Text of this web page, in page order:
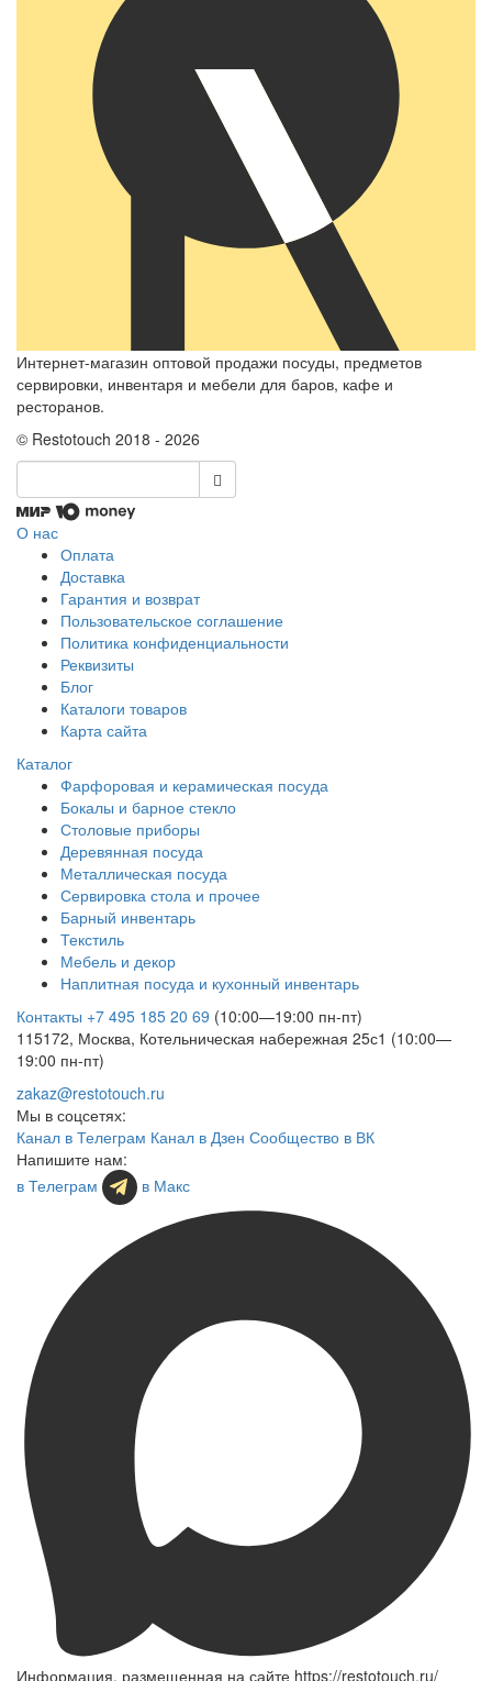
Интернет-магазин оптовой продажи посуды, предметов
сервировки, инвентаря и мебели для баров, кафе и
ресторанов.
© Restotouch 2018 - 2026
О нас
Оплата
Доставка
Гарантия и возврат
Пользовательское соглашение
Политика конфиденциальности
Реквизиты
Блог
Каталоги товаров
Карта сайта
Каталог
Фарфоровая и керамическая посуда
Бокалы и барное стекло
Столовые приборы
Деревянная посуда
Металлическая посуда
Сервировка стола и прочее
Барный инвентарь
Текстиль
Мебель и декор
Наплитная посуда и кухонный инвентарь
Контакты +7 495 185 20 69 (10:00—19:00 пн-пт)
115172, Москва, Котельническая набережная 25с1 (10:00—
19:00 пн-пт)
zakaz@restotouch.ru
Мы в соцсетях:
Канал в Телеграм Канал в Дзен Сообщество в ВК
Напишите нам:
в Телеграм
в Макс
Информация, размещенная на сайте https://restotouch.ru/